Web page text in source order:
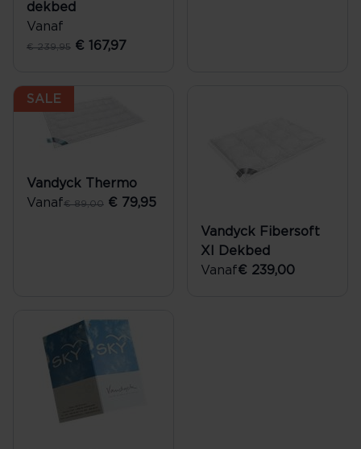
dekbed
Vanaf
€ 239,95 € 167,97
SALE
Vandyck Thermo
Vanaf€ 89,00 € 79,95
Vandyck Fibersoft
Xl Dekbed
Vanaf€ 239,00